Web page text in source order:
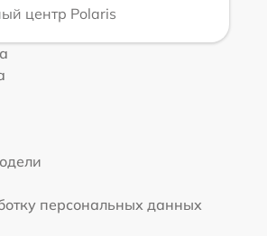
центр Polaris
персональных данных